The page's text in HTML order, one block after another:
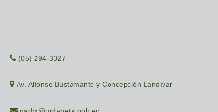
(05) 294-3027
Av. Alfonso Bustamante y Concepción Landívar
gadm@urdaneta.gob.ec